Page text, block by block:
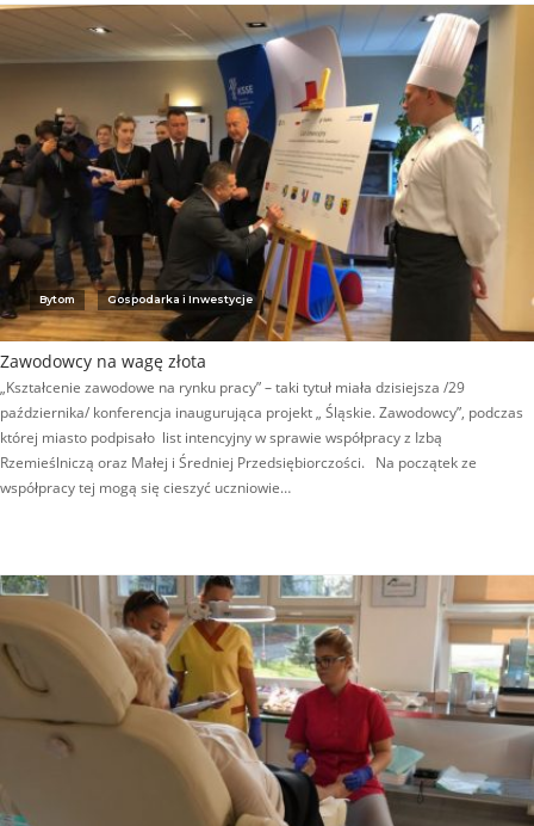
Bytom Gospodarka i Inwestycje
Zawodowcy na wagę złota
„Kształcenie zawodowe na rynku pracy” – taki tytuł miała dzisiejsza /29
października/ konferencja inaugurująca projekt „ Śląskie. Zawodowcy”, podczas
której miasto podpisało list intencyjny w sprawie współpracy z Izbą
Rzemieślniczą oraz Małej i Średniej Przedsiębiorczości. Na początek ze
współpracy tej mogą się cieszyć uczniowie…